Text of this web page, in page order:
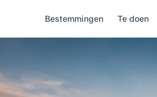
Bestemmingen Te doen